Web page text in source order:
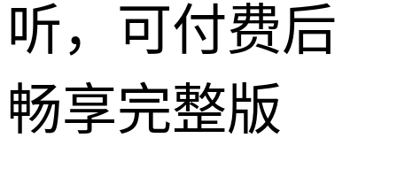
听，可付费后
畅享完整版